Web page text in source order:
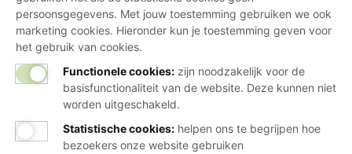
Wij helpen je graag
Bij al je vragen over werk, inkomen en
lidmaatschap.
persoonsgegevens. Met jouw toestemming gebruiken we ook
marketing cookies. Hieronder kun je toestemming geven voor
het gebruik van cookies.
Functionele cookies: zijn noodzakelijk voor de
basisfunctionaliteit van de website. Deze kunnen niet
worden uitgeschakeld.
Statistische cookies: helpen ons te begrijpen hoe
bezoekers onze website gebruiken